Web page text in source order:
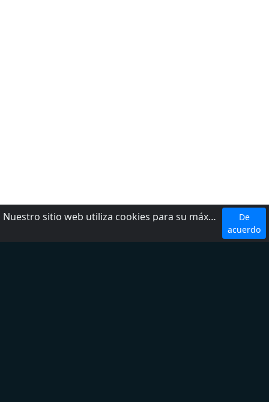
Nuestro sitio web utiliza cookies para su máxima comodidad. Al utilizar el sitio web, usted acepta el uso de cookies.
De
acuerdo